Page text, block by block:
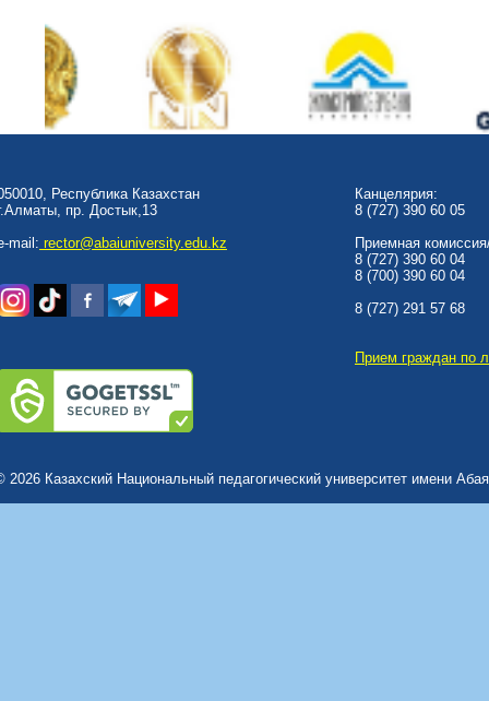
Республика Казахстан
пр. Достык,13
mail: rector@abaiuniversity.edu.kz
Канцелярия:
8 (727) 390 60 05
Приемная
8 (727) 390 60 04
8 (700) 390 60 04
8 (727) 291 57 68
Прием граждан по
2026 Казахский Национальный педагогический университет имени Абая